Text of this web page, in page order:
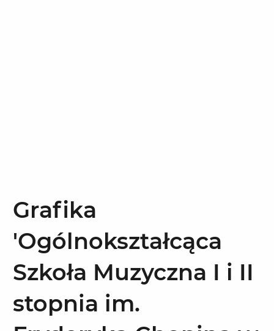
Grafika
'Ogólnokształcąca
Szkoła Muzyczna I i II
stopnia im.